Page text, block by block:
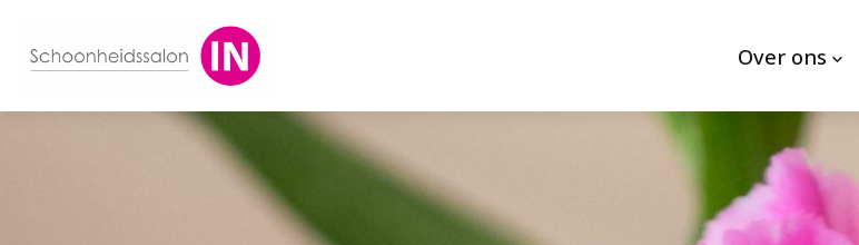
Over ons